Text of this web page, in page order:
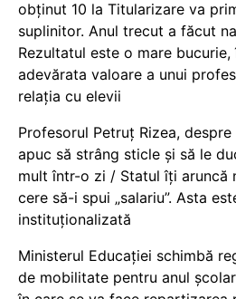
obținut 10 la Titularizare va
suplinitor. Anul trecut a făcut
Rezultatul este o mare
adevărata valoare a unui
relația cu elevii
Profesorul Petruț Rizea,
apuc să strâng sticle și să le
mult într-o zi / Statul îți aruncă
cere să-i spui „salariu”. Asta
instituționalizată
Ministerul Educației schimbă
de mobilitate pentru anul